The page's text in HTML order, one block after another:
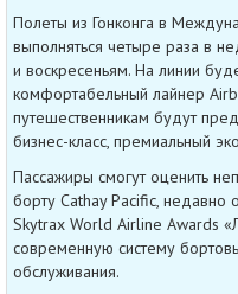
Полеты из Гонконга в
выполняться четыре раза в
и воскресеньям. На линии
комфортабельный лайнер
путешественникам будут
бизнес-класс, премиальный
Пассажиры смогут оценить
борту Cathay Pacific, недавно
Skytrax World Airline Awards
современную систему
обслуживания.